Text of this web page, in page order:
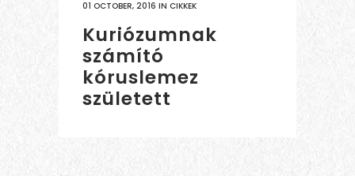
01 OCTOBER, 2016 IN CIKKEK
Kuriózumnak
számító
kóruslemez
született